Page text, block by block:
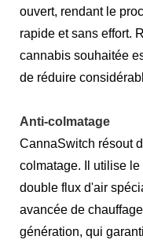
ouvert, rendant le
rapide et sans effort.
cannabis souhaitée
de réduire
Anti-colmatage
CannaSwitch résout
colmatage. Il utilise
double flux d'air
avancée de
génération, qui